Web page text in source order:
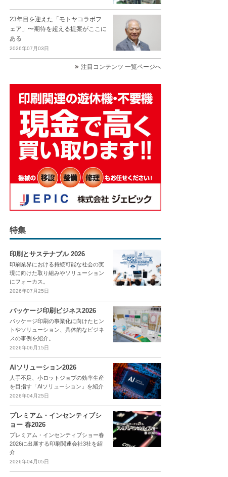
23年目を迎えた「モトヤコラボフ
ェア」〜期待を超える提案がここに
ある
2026年07月03日
注目コンテンツ 一覧ページへ
特集
印刷とサステナブル 2026
印刷業界における持続可能な社会の実
現に向けた取り組みやソリューション
にフォーカス。
2026年07月25日
パッケージ印刷ビジネス2026
パッケージ印刷の事業化に向けたヒン
トやソリューション、具体的なビジネ
スの事例を紹介。
2026年06月15日
AIソリューション2026
人手不足、小ロットジョブの効率生産
を目指す「AIソリューション」を紹介
2026年04月25日
プレミアム・インセンティブシ
ョー 春2026
プレミアム・インセンティブショー春
2026に出展する印刷関連会社3社を紹
介
2026年04月05日